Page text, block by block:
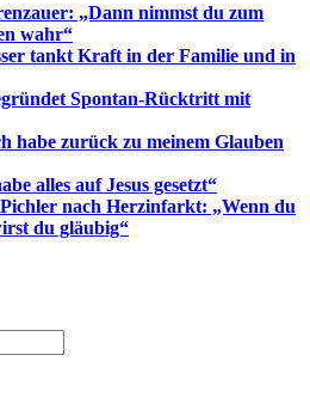
„Dann nimmst du zum
wahr“
tankt Kraft in der Familie und in
Spontan-Rücktritt mit
habe zurück zu meinem Glauben
alles auf Jesus gesetzt“
nach Herzinfarkt: „Wenn du
du gläubig“